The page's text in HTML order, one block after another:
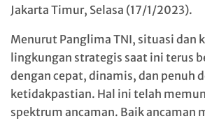
Jakarta Timur, Selasa (17/1/2023).
Menurut Panglima TNI, situasi dan
lingkungan strategis saat ini terus
dengan cepat, dinamis, dan penuh
ketidakpastian. Hal ini telah
spektrum ancaman. Baik ancaman